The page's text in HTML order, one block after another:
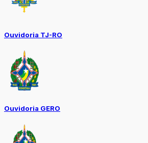
Ouvidoria TJ-RO
Ouvidoria GERO